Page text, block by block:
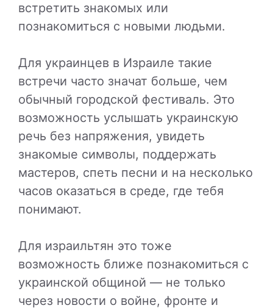
встретить знакомых или
познакомиться с новыми людьми.
Для украинцев в Израиле такие
встречи часто значат больше, чем
обычный городской фестиваль. Это
возможность услышать украинскую
речь без напряжения, увидеть
знакомые символы, поддержать
мастеров, спеть песни и на несколько
часов оказаться в среде, где тебя
понимают.
Для израильтян это тоже
возможность ближе познакомиться с
украинской общиной — не только
через новости о войне, фронте и